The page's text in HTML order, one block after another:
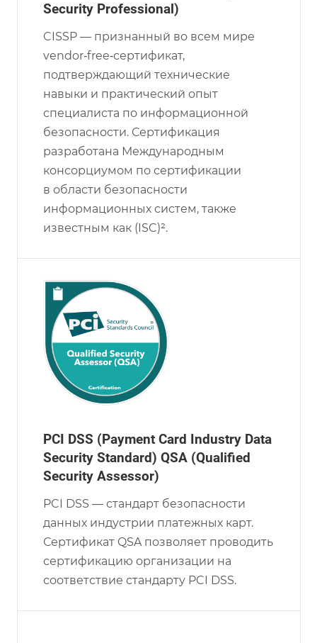
Security Professional)
CISSP — признанный во всем мире
vendor‑free‑сертификат,
подтверждающий технические
навыки и практический опыт
специалиста по информационной
безопасности. Сертификация
разработана Международным
консорциумом по сертификации
в области безопасности
информационных систем, также
известным как (ISC)².
PCI DSS (Payment Card Industry Data
Security Standard) QSA (Qualified
Security Assessor)
PCI DSS — стандарт безопасности
данных индустрии платежных карт.
Сертификат QSA позволяет проводить
сертификацию организации на
соответствие стандарту PCI DSS.